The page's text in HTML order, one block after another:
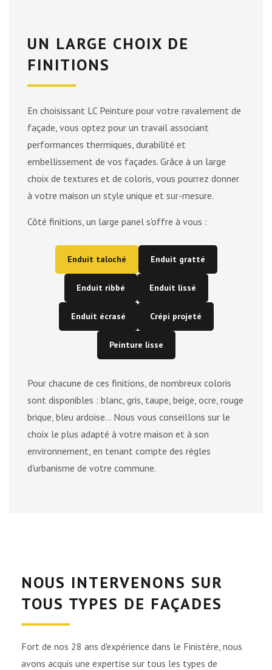
UN LARGE CHOIX DE
FINITIONS
En choisissant LC Peinture pour votre ravalement de
façade, vous optez pour un travail associant
performances thermiques, durabilité et
embellissement de vos façades. Grâce à un large
choix de textures et de coloris, vous pourrez donner
à votre maison un style unique et sur-mesure.
Côté finitions, un large panel s'offre à vous :
Enduit taloché Enduit gratté
Enduit ribbé Enduit lissé
Enduit écrasé Crépi projeté
Peinture lisse
Pour chacune de ces finitions, de nombreux coloris
sont disponibles : blanc, gris, taupe, beige, ocre, rouge
brique, bleu ardoise... Nous vous conseillons sur le
choix le plus adapté à votre maison et à son
environnement, en tenant compte des règles
d'urbanisme de votre commune.
NOUS INTERVENONS SUR
TOUS TYPES DE FAÇADES
Fort de nos 28 ans d'expérience dans le Finistère, nous
avons acquis une expertise sur tous les types de